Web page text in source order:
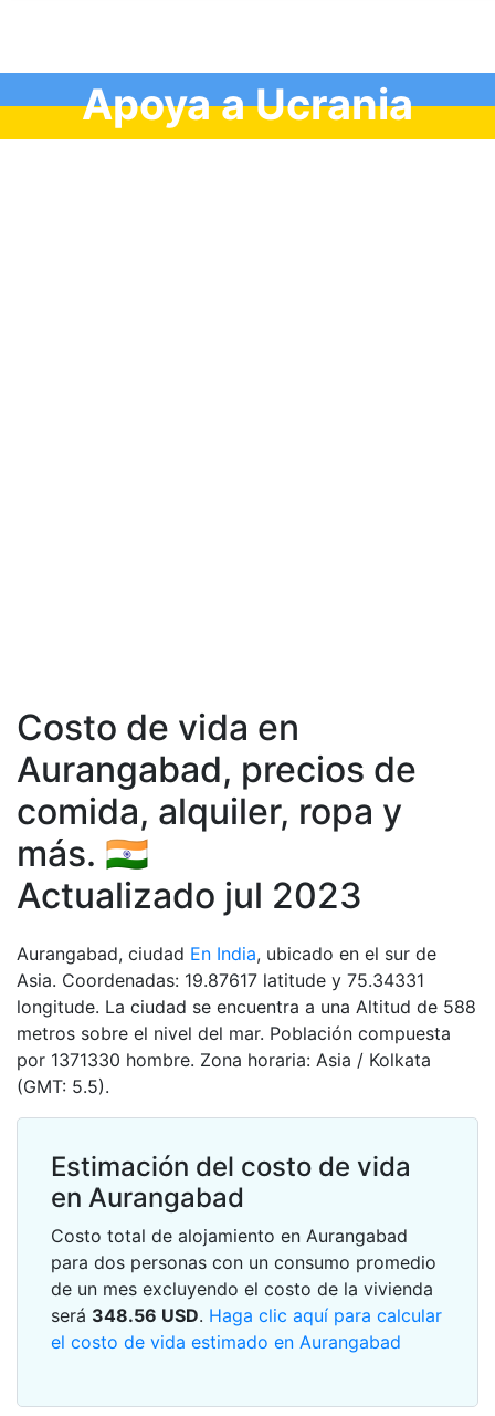
Apoya a Ucrania
Costo de vida en
Aurangabad, precios de
comida, аlquiler, ropa y
más. 🇮🇳
Actualizado jul 2023
Aurangabad, ciudad En India, ubicado en el sur de
Asia. Coordenadas: 19.87617 latitude y 75.34331
longitude. La ciudad se encuentra a una Altitud de 588
metros sobre el nivel del mar. Población compuesta
por 1371330 hombre. Zona horaria: Asia / Kolkata
(GMT: 5.5).
Estimación del costo de vida
en Aurangabad
Costo total de alojamiento en Aurangabad
para dos personas con un consumo promedio
de un mes excluyendo el costo de la vivienda
será 348.56 USD. Haga clic aquí para calcular
el costo de vida estimado en Aurangabad